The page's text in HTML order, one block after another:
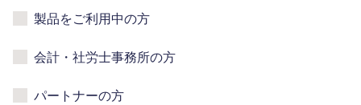
製品をご利用中の方
会計・社労士事務所の方
パートナーの方